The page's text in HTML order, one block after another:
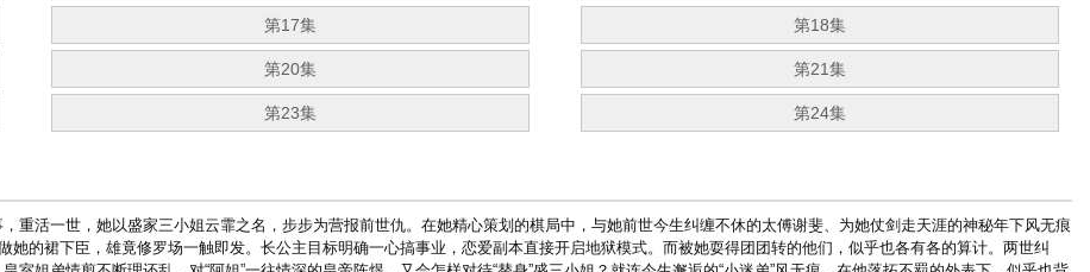
第17集 第18集
第20集 第21集
第23集 第24集
活一世，她以盛家三小姐云霏之名，步步为营报前世仇。在她精心策划的棋局中，与她前世今生纠缠不休的太傅谢斐、为她仗剑走天涯的神秘年下风无痕
她的裙下臣，雄竟修罗场一触即发。长公主目标明确一心搞事业，恋爱副本直接开启地狱模式。而被她耍得团团转的他们，似乎也各有各的算计。两世纠